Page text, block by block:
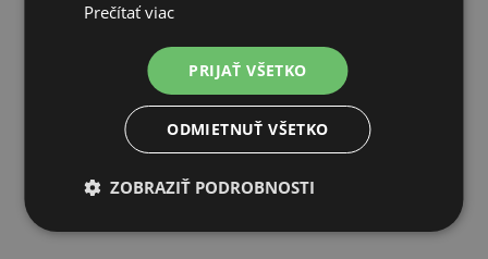
Prečítať viac
PRIJAŤ VŠETKO
ODMIETNUŤ VŠETKO
ZOBRAZIŤ PODROBNOSTI